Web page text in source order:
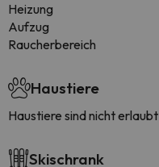
Heizung
Aufzug
Raucherbereich
Haustiere
Haustiere sind nicht erlaubt
Skischrank